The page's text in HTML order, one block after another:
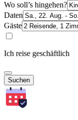
Wo soll’s hingehen?
Daten
Gäste
Ich reise geschäftlich
Suchen